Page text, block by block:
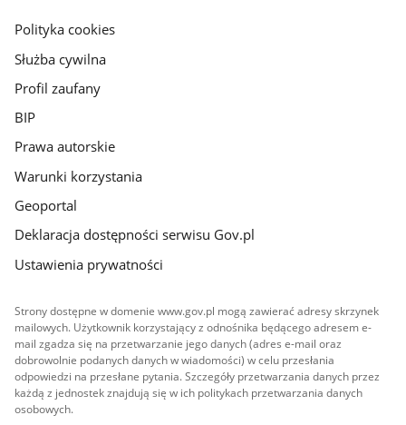
gov.pl
Polityka cookies
Służba cywilna
Profil zaufany
BIP
Prawa autorskie
Warunki korzystania
Geoportal
Deklaracja dostępności serwisu Gov.pl
Ustawienia prywatności
Strony dostępne w domenie www.gov.pl mogą zawierać adresy skrzynek
mailowych. Użytkownik korzystający z odnośnika będącego adresem e-
mail zgadza się na przetwarzanie jego danych (adres e-mail oraz
dobrowolnie podanych danych w wiadomości) w celu przesłania
odpowiedzi na przesłane pytania. Szczegóły przetwarzania danych przez
każdą z jednostek znajdują się w ich politykach przetwarzania danych
osobowych.